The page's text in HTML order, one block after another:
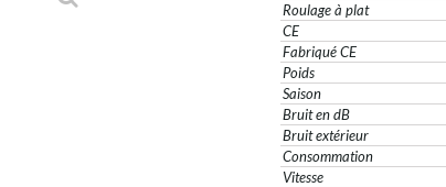
Roulage à plat
CE
Fabriqué CE
Poids
Saison
Bruit en dB
Bruit extérieur
Consommation
Vitesse